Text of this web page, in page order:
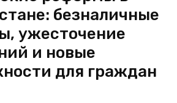
безналичные
ужесточение
и новые
для граждан